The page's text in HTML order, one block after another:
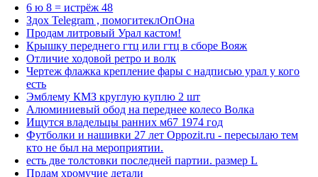
6 ю 8 = истрёж 48
Здох Telegram , помогитеклОпОна
Продам литровый Урал кастом!
Крышку переднего гтц или гтц в сборе Вояж
Отличие ходовой ретро и волк
Чертеж флажка крепление фары с надписью урал у кого
есть
Эмблему КМЗ круглую куплю 2 шт
Алюминиевый обод на переднее колесо Волка
Ищутся владельцы ранних м67 1974 год
Футболки и нашивки 27 лет Oppozit.ru - пересылаю тем
кто не был на мероприятии.
есть две толстовки последней партии. размер L
Прдам хромучие детали